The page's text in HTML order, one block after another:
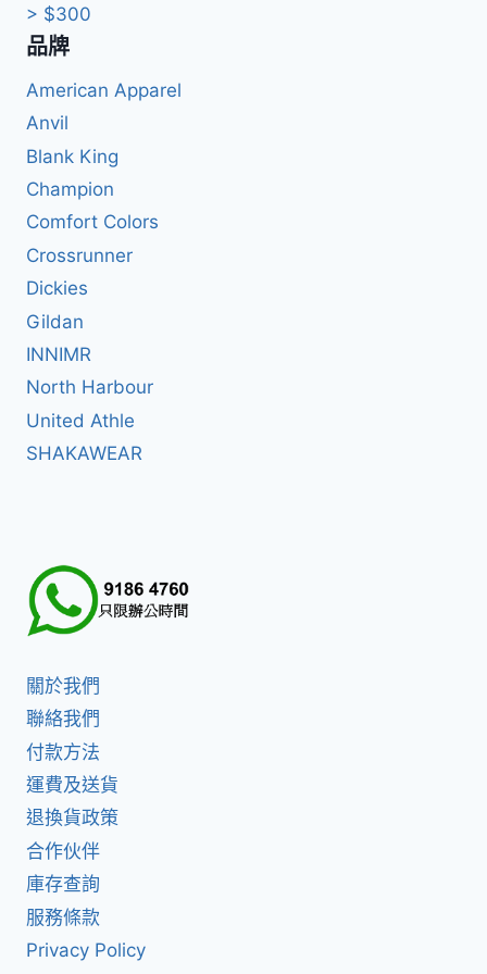
> $300
品牌
American Apparel
Anvil
Blank King
Champion
Comfort Colors
Crossrunner
Dickies
Gildan
INNIMR
North Harbour
United Athle
SHAKAWEAR
關於我們
聯絡我們
付款方法
運費及送貨
退換貨政策
合作伙伴
庫存查詢
服務條款
Privacy Policy